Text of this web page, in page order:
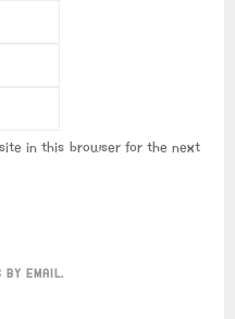
in this browser for the next
BY EMAIL.